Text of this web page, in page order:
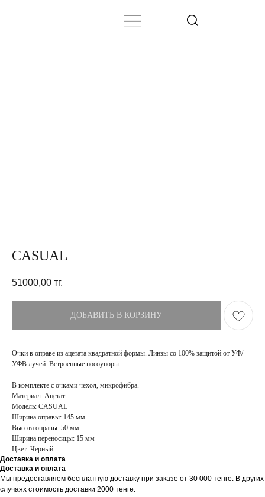
CASUAL
51000,00 тг.
ДОБАВИТЬ В КОРЗИНУ
Очки в оправе из ацетата квадратной формы. Линзы со 100% защитой от УФ/
УФВ лучей. Встроенные носоупоры.
В комплекте с очками чехол, микрофибра.
Материал: Ацетат
Модель: CASUAL
Ширина оправы: 145 мм
Высота оправы: 50 мм
Ширина переносицы: 15 мм
Цвет: Черный
Доставка и оплата
Доставка и оплата
Мы предоставляем бесплатную доставку при заказе от 30 000 тенге. В других
случаях стоимость доставки 2000 тенге.
ПОКУПАТЕЛЯМ МАГАЗИН
Доставка